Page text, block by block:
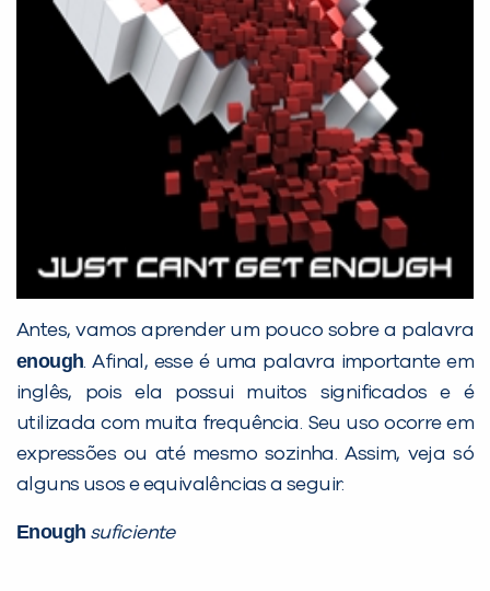
Antes, vamos aprender um pouco sobre a palavra
enough. Afinal, esse é uma palavra importante em
inglês, pois ela possui muitos significados e é
utilizada com muita frequência. Seu uso ocorre em
expressões ou até mesmo sozinha. Assim, veja só
alguns usos e equivalências a seguir:
Enough suficiente
Preencha com seus dados abaixo e
já vamos te colocar em contato
com a:
Você é aluno inFlux?